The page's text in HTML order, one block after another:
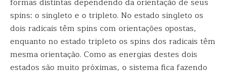
spins: o singleto e o tripleto. No estado singleto os
dois radicais têm spins com orientações opostas,
enquanto no estado tripleto os spins dos radicais têm
mesma orientação. Como as energias destes dois
estados são muito próximas, o sistema fica fazendo